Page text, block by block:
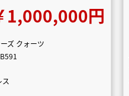
1,000,000円
ズ クォーツ